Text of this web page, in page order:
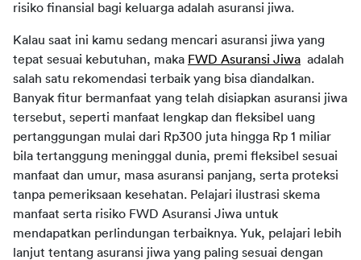
risiko finansial bagi keluarga adalah asuransi jiwa.
Kalau saat ini kamu sedang mencari asuransi jiwa yang
tepat sesuai kebutuhan, maka FWD Asuransi Jiwa adalah
salah satu rekomendasi terbaik yang bisa diandalkan.
Banyak fitur bermanfaat yang telah disiapkan asuransi jiwa
tersebut, seperti manfaat lengkap dan fleksibel uang
pertanggungan mulai dari Rp300 juta hingga Rp 1 miliar
bila tertanggung meninggal dunia, premi fleksibel sesuai
manfaat dan umur, masa asuransi panjang, serta proteksi
tanpa pemeriksaan kesehatan. Pelajari ilustrasi skema
manfaat serta risiko FWD Asuransi Jiwa untuk
mendapatkan perlindungan terbaiknya. Yuk, pelajari lebih
lanjut tentang asuransi jiwa yang paling sesuai dengan